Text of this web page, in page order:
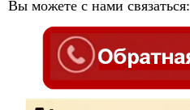
Вы можете с нами связаться: